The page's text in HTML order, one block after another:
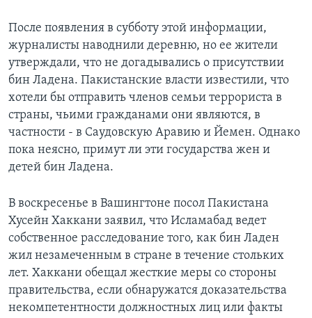
После появления в субботу этой информации,
журналисты наводнили деревню, но ее жители
утверждали, что не догадывались о присутствии
бин Ладена. Пакистанские власти известили, что
хотели бы отправить членов семьи террориста в
страны, чьими гражданами они являются, в
частности - в Саудовскую Аравию и Йемен. Однако
пока неясно, примут ли эти государства жен и
детей бин Ладена.
В воскресенье в Вашингтоне посол Пакистана
Хусейн Хаккани заявил, что Исламабад ведет
собственное расследование того, как бин Ладен
жил незамеченным в стране в течение стольких
лет. Хаккани обещал жесткие меры со стороны
правительства, если обнаружатся доказательства
некомпетентности должностных лиц или факты